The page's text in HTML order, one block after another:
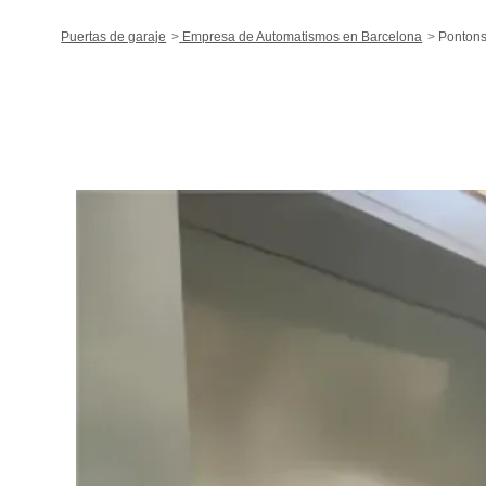
Puertas de garaje Empresa de Automatismos en Barcelona